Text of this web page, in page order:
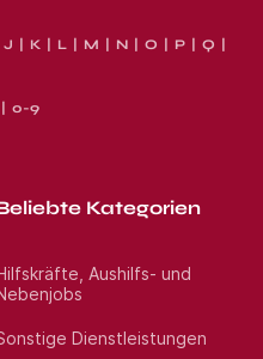
J K L M N O P Q
0-9
Kategorien
Aushilfs- und
Dienstleistungen